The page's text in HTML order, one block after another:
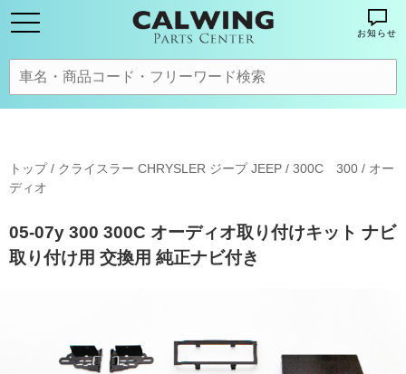
お知らせ
トップ/ クライスラー CHRYSLER ジープ JEEP / 300C 300 / オー
ディオ
05-07y 300 300C オーディオ取り付けキット ナビ
取り付け用 交換用 純正ナビ付き